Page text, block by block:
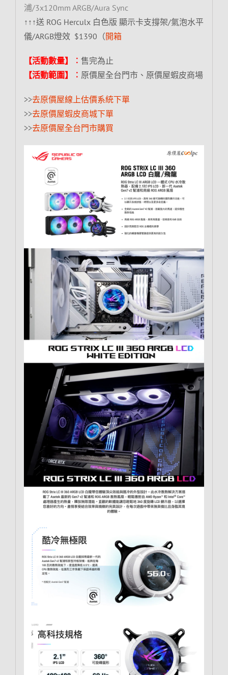
浦/3x120mm ARGB/Aura Sync
↑↑↑送 ROG Herculx 白色版 顯示卡支撐架/氣泡水平
儀/ARGB燈效 $1390（開箱
【活動數量】︰ 售完為止
【活動範圍】︰ 原價屋全台門市、原價屋蝦皮商場
>>去原價屋線上估價系統下單
>>去原價屋蝦皮商城下單
>>去原價屋全台門市購買